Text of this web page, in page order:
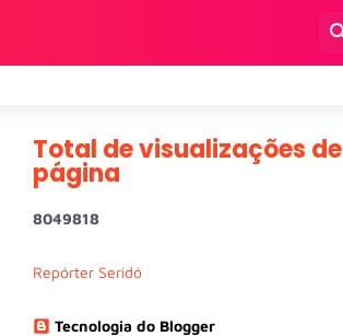
Total de visualizações de
página
8049818
Repórter Seridó
Tecnologia do Blogger